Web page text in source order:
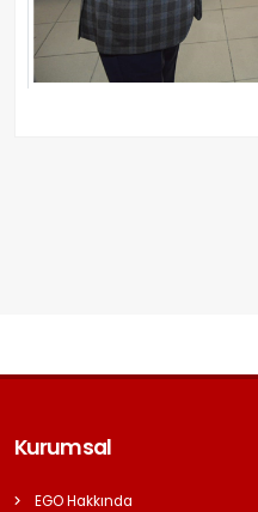
Kurumsal
EGO Hakkında